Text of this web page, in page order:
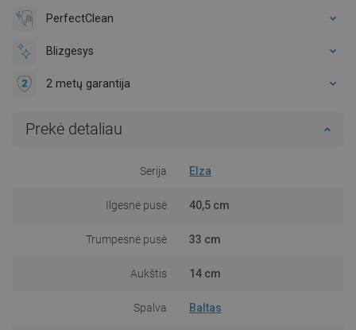
PerfectClean
Blizgesys
2 metų garantija
Prekė detaliau
Serija Elza
Ilgesnė pusė 40,5 cm
Trumpesnė pusė 33 cm
Aukštis 14 cm
Spalva Baltas